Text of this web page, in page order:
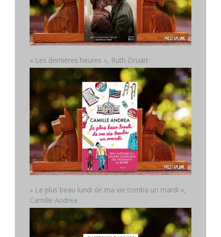
« Les dernières heures », Ruth Druart
« Le plus beau lundi de ma vie tomba un mardi »,
Camille Andrea